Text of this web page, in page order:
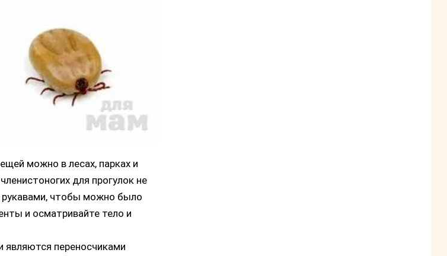
можно в лесах, парках и
для прогулок не
чтобы можно было
и осматривайте тело и
являются переносчиками